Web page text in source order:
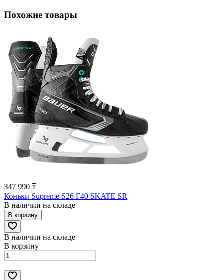
Похожие товары
347 990 ₸
Коньки Supreme S26 F40 SKATE SR
В наличии на складе
В корзину
В наличии на складе
В корзину